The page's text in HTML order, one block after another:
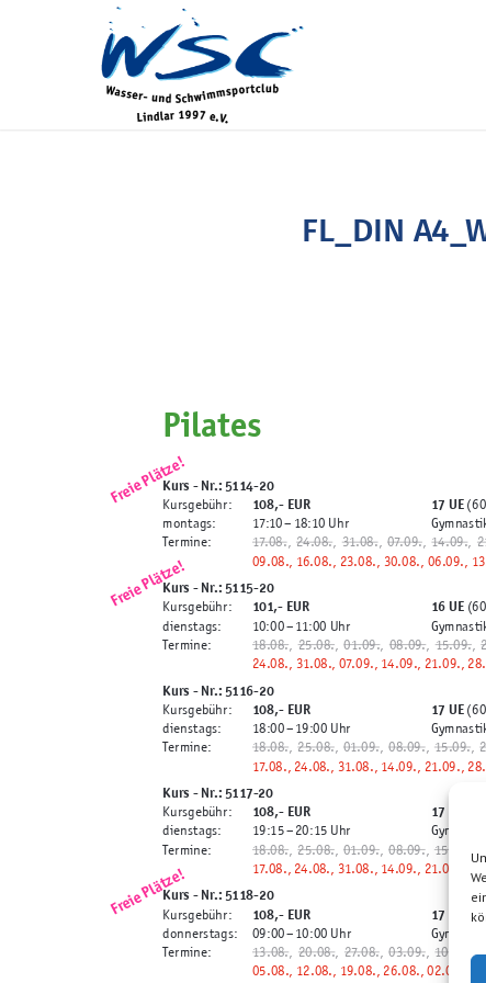
FL_DIN
Pilates
Kurs - Nr.: 5114-20
Kursgebühr:
108,- EUR 17 UE(60
montags:
17:10– 18:10 Uhr
Termine:
17.08., 24.08. , 31.08. , 07.09. , 14.09. ,
09.08., 16.08., 23.08., 30.08., 06.09.,
Kurs - Nr.: 5115-20
Kursgebühr:
101,- EUR 16 UE
dienstags:
10:00– 11:00 Uhr
Termine:
18.08. , 25.08. , 01.09. , 08.09. , 15.09. ,
24.08., 31.08., 07.09., 14.09., 21.09.,
Kurs - Nr.: 5116-20
Kursgebühr:
108,- EUR 17 UE(60
dienstags:
18:00– 19:00 Uhr
Termine:
18.08. , 25.08. , 01.09. , 08.09. , 15.09. ,
17.08., 24.08., 31.08., 14.09., 21.09.,
Kurs - Nr.: 5117-20
Kursgebühr:
108,- EUR 17 UE
dienstags:
19:15– 20:15 Uhr
Termine:
18.08. , 25.08. , 01.09. , 08.09. , 15.09.
17.08., 24.08., 31.08., 14.09., 21.09.,
Kurs - Nr.: 5118-20
Kursgebühr:
108,- EUR 17 UE
donnerstags:
09:00– 10:00 Uhr
Termine:
13.08. , 20.08. , 27.08. , 03.09. , 10.09.
05.08., 12.08., 19.08., 26.08., 02.09.,
Freie Plätze!
Freie Plätze!
Freie Plätze!